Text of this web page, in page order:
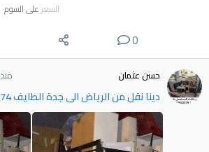
السعر على السوم
0
حسن عثمان منذ 5 ساعات
دينا نقل من الرياض الى جدة الطايف 0537422374 مكة